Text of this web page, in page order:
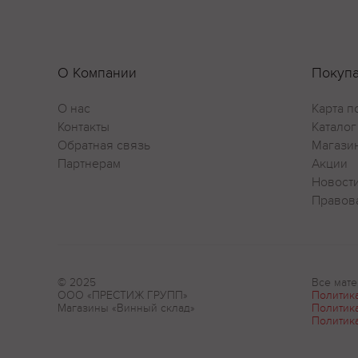
О Компании
О нас
Контакты
Обратная связь
Партнерам
Карта
Каталог
Акции
Новости
© 2025
ООО «ПРЕСТИЖ ГРУПП»
Магазины «Винный склад»
Все